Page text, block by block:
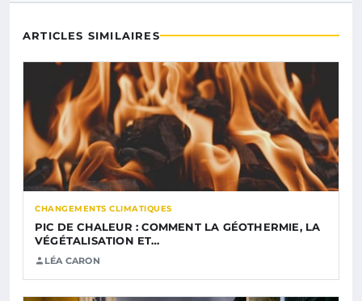
ARTICLES SIMILAIRES
CHANGEMENTS CLIMATIQUES
PIC DE CHALEUR : COMMENT LA GÉOTHERMIE, LA
VÉGÉTALISATION ET…
LÉA CARON